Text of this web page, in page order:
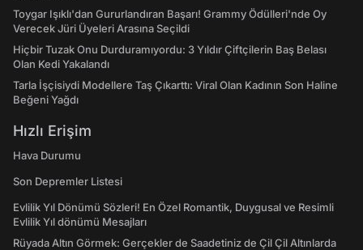
Toygar Işıklı'dan Gururlandıran Başarı! Grammy Ödülleri'nde Oy
Verecek Jüri Üyeleri Arasına Seçildi
Hiçbir Tuzak Onu Durduramıyordu: 3 Yıldır Çiftçilerin Baş Belası
Olan Kedi Yakalandı
Tarla İşçisiydi Modellere Taş Çıkarttı: Viral Olan Kadının Son Haline
Beğeni Yağdı
Hızlı Erişim
Hava Durumu
Son Depremler Listesi
Evlilik Yıl Dönümü Sözleri! En Özel Romantik, Duygusal ve Resimli
Evlilik Yıl dönümü Mesajları
Rüyada Altın Görmek: Gerçekler de Saadetiniz de Çil Çil Altınlarda